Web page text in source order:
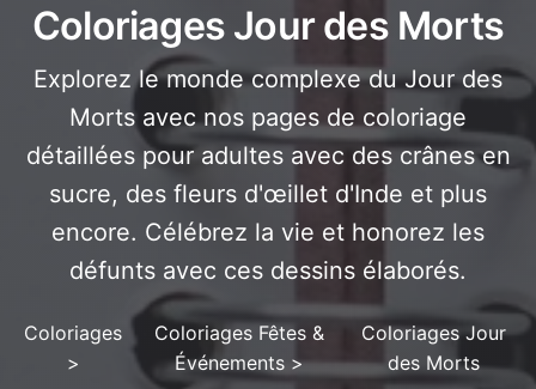
Coloriages Jour des Morts
Explorez le monde complexe du Jour des
Morts avec nos pages de coloriage
détaillées pour adultes avec des crânes en
sucre, des fleurs d'œillet d'Inde et plus
encore. Célébrez la vie et honorez les
défunts avec ces dessins élaborés.
Coloriages
>
Coloriages Fêtes &
Événements >
Coloriages Jour
des Morts